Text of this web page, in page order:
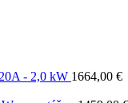
- 2,0 kW 1664,00 €